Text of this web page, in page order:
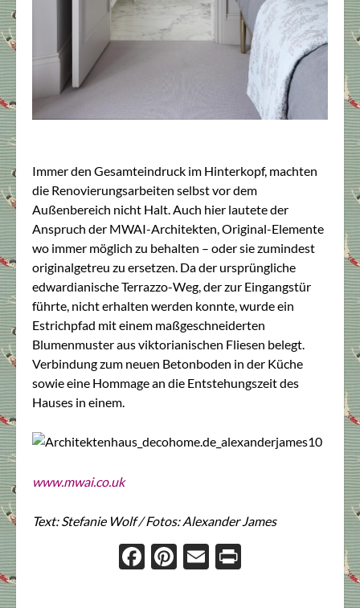
Immer den Gesamteindruck im Hinterkopf, machten
die Renovierungsarbeiten selbst vor dem
Außenbereich nicht Halt. Auch hier lautete der
Anspruch der MWAI-Architekten, Original-Elemente
wo immer möglich zu behalten – oder sie zumindest
originalgetreu zu ersetzen. Da der ursprüngliche
edwardianische Terrazzo-Weg, der zur Eingangstür
führte, nicht erhalten werden konnte, wurde ein
Estrichpfad mit einem maßgeschneiderten
Blumenmuster aus viktorianischen Fliesen belegt.
Verbindung zum neuen Betonboden in der Küche
sowie eine Hommage an die Entstehungszeit des
Hauses in einem.
www.mwai.co.uk
Text: Stefanie Wolf /Fotos: Alexander James
Face
Pint
Ema